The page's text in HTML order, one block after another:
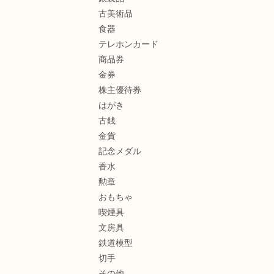
古美術品
食器
テレホンカード
商品券
金券
株主優待券
はがき
古銭
金貨
記念メダル
香水
勲章
おもちゃ
喫煙具
文房具
鉄道模型
切手